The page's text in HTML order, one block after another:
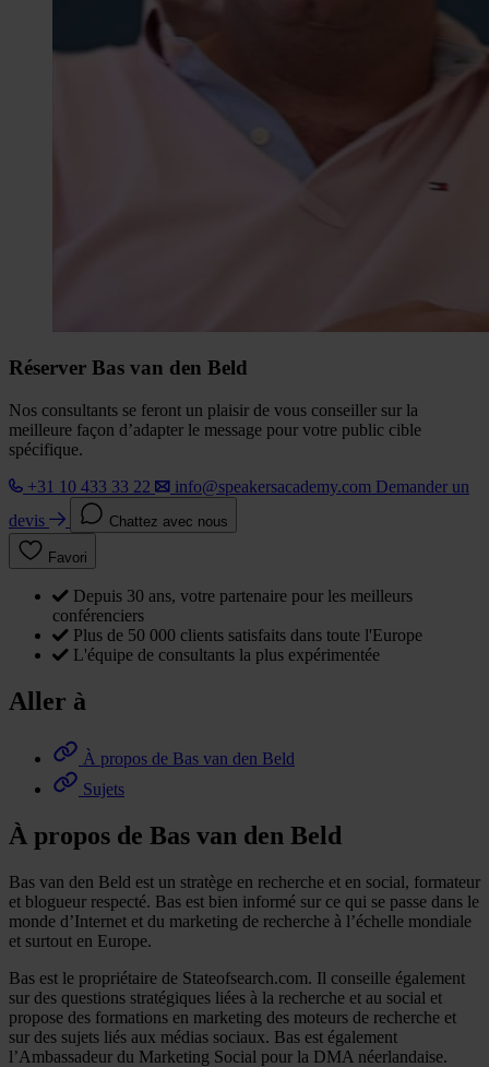
Réserver Bas van den Beld
Nos consultants se feront un plaisir de vous conseiller sur la
meilleure façon d’adapter le message pour votre public cible
spécifique.
+31 10 433 33 22
info@speakersacademy.com Demander un
devis
Chattez avec nous
Favori
Depuis 30 ans, votre partenaire pour les meilleurs
conférenciers
Plus de 50 000 clients satisfaits dans toute l'Europe
L'équipe de consultants la plus expérimentée
Aller à
À propos de Bas van den Beld
Sujets
À propos de Bas van den Beld
Bas van den Beld est un stratège en recherche et en social, formateur
et blogueur respecté. Bas est bien informé sur ce qui se passe dans le
monde d’Internet et du marketing de recherche à l’échelle mondiale
et surtout en Europe.
Bas est le propriétaire de Stateofsearch.com. Il conseille également
sur des questions stratégiques liées à la recherche et au social et
propose des formations en marketing des moteurs de recherche et
sur des sujets liés aux médias sociaux. Bas est également
l’Ambassadeur du Marketing Social pour la DMA néerlandaise.